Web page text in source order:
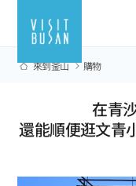
來到釜山 購物
在青
還能順便逛文青